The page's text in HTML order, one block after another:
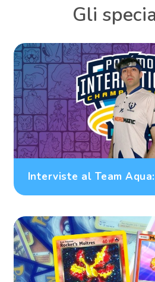
Gli
Interviste al Team